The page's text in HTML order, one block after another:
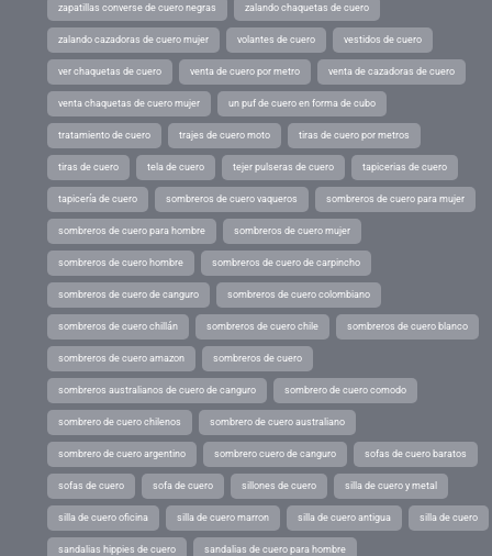
zapatillas converse de cuero negras zalando chaquetas de cuero
zalando cazadoras de cuero mujer volantes de cuero vestidos de cuero
ver chaquetas de cuero venta de cuero por metro venta de cazadoras de cuero
venta chaquetas de cuero mujer un puf de cuero en forma de cubo
tratamiento de cuero trajes de cuero moto tiras de cuero por metros
tiras de cuero tela de cuero tejer pulseras de cuero tapicerias de cuero
tapicería de cuero sombreros de cuero vaqueros sombreros de cuero para mujer
sombreros de cuero para hombre sombreros de cuero mujer
sombreros de cuero hombre sombreros de cuero de carpincho
sombreros de cuero de canguro sombreros de cuero colombiano
sombreros de cuero chillán sombreros de cuero chile sombreros de cuero blanco
sombreros de cuero amazon sombreros de cuero
sombreros australianos de cuero de canguro sombrero de cuero comodo
sombrero de cuero chilenos sombrero de cuero australiano
sombrero de cuero argentino sombrero cuero de canguro sofas de cuero baratos
sofas de cuero sofa de cuero sillones de cuero silla de cuero y metal
silla de cuero oficina silla de cuero marron silla de cuero antigua silla de cuero
sandalias hippies de cuero sandalias de cuero para hombre